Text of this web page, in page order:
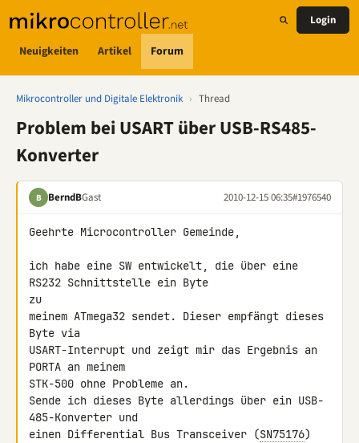
Neuigkeiten Artikel Forum
Login
Mikrocontroller und Digitale Elektronik › Thread
Problem bei USART über USB-RS485-
Konverter
B BerndBGast 2010-12-15 06:35#1976540
Geehrte Microcontroller Gemeinde,
ich habe eine SW entwickelt, die über eine
RS232 Schnittstelle ein Byte
zu
meinem ATmega32 sendet. Dieser empfängt dieses
Byte via
USART-Interrupt und zeigt mir das Ergebnis an
PORTA an meinem
STK-500 ohne Probleme an.
Sende ich dieses Byte allerdings über ein USB-
485-Konverter und
einen Differential Bus Transceiver (SN75176)